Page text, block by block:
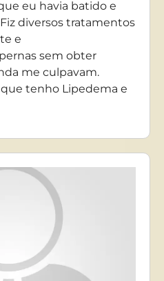
eu havia batido e
diversos tratamentos
e
sem obter
me culpavam.
tenho Lipedema e